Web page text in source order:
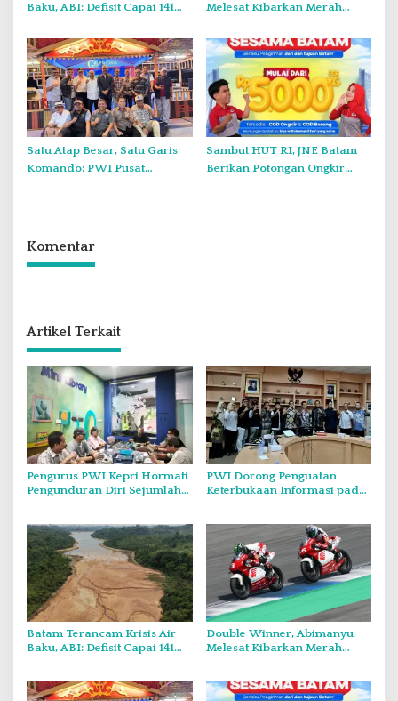
Baku, ABI: Defisit Capai 141
Melesat Kibarkan Merah
Satu Atap Besar, Satu Garis
Komando: PWI Pusat
Sambut HUT RI, JNE Batam
Berikan Potongan Ongkir
Komentar
Artikel Terkait
Pengurus PWI Kepri Hormati
Pengunduran Diri Sejumlah
Pusat
PWI Dorong Penguatan
Keterbukaan Informasi pada
Batam Terancam Krisis Air
Baku, ABI: Defisit Capai 141
Double Winner, Abimanyu
Melesat Kibarkan Merah